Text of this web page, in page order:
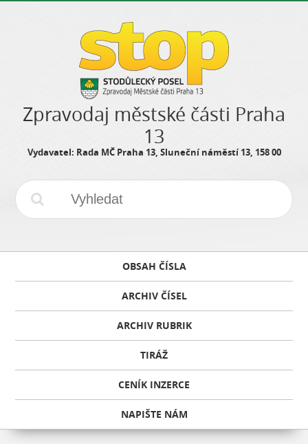
Zpravodaj městské části Praha
13
Vydavatel: Rada MČ Praha 13, Sluneční náměstí 13, 158 00
OBSAH ČÍSLA
ARCHIV ČÍSEL
ARCHIV RUBRIK
TIRÁŽ
CENÍK INZERCE
NAPIŠTE NÁM